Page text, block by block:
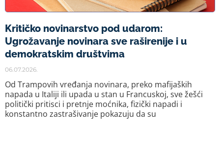
Kritičko novinarstvo pod udarom:
Ugrožavanje novinara sve raširenije i u
demokratskim društvima
06.07.2026.
Od Trampovih vređanja novinara, preko mafijaških
napada u Italiji ili upada u stan u Francuskoj, sve žešći
politički pritisci i pretnje moćnika, fizički napadi i
konstantno zastrašivanje pokazuju da su